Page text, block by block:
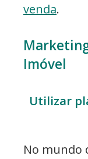
venda.
Imóvel
Utilizar
No mundo